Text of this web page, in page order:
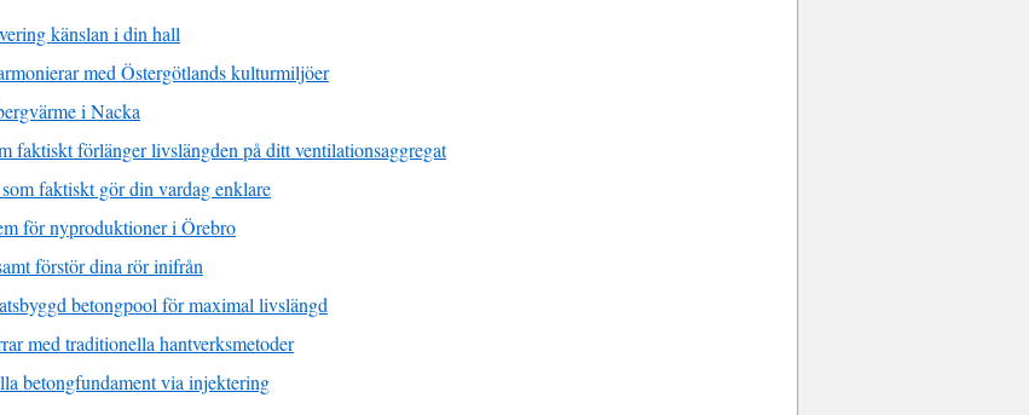
känslan i din hall
med Östergötlands kulturmiljöer
i Nacka
faktiskt förlänger livslängden på ditt ventilationsaggregat
faktiskt gör din vardag enklare
för nyproduktioner i Örebro
förstör dina rör inifrån
betongpool för maximal livslängd
med traditionella hantverksmetoder
betongfundament via injektering